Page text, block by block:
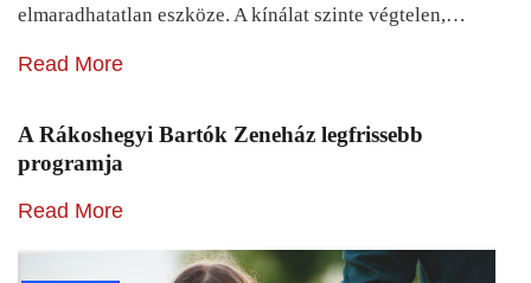
elmaradhatatlan eszköze. A kínálat szinte végtelen,…
Read More
A Rákoshegyi Bartók Zeneház legfrissebb
programja
Read More